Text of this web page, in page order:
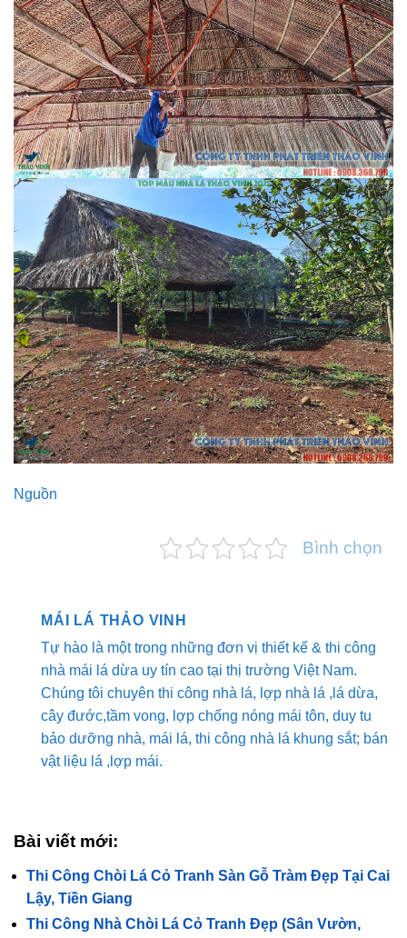
Nguồn
Bình chọn
MÁI LÁ THẢO VINH
Tự hào là một trong những đơn vị thiết kế & thi công
nhà mái lá dừa uy tín cao tại thị trường Việt Nam.
Chúng tôi chuyên thi công nhà lá, lợp nhà lá ,lá dừa,
cây đước,tầm vong, lợp chống nóng mái tôn, duy tu
bảo dưỡng nhà, mái lá, thi công nhà lá khung sắt; bán
vật liệu lá ,lợp mái.
Bài viết mới:
Thi Công Chòi Lá Cỏ Tranh Sàn Gỗ Tràm Đẹp Tại Cai
Lậy, Tiền Giang
Thi Công Nhà Chòi Lá Cỏ Tranh Đẹp (Sân Vườn,